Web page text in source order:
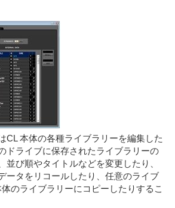
CL 本体の各種ライブラリーを編集した
ドライブに保存されたライブラリーの
並び順やタイトルなどを変更したり、
ータをリコールしたり、任意のライブ
のライブラリーにコピーしたりするこ